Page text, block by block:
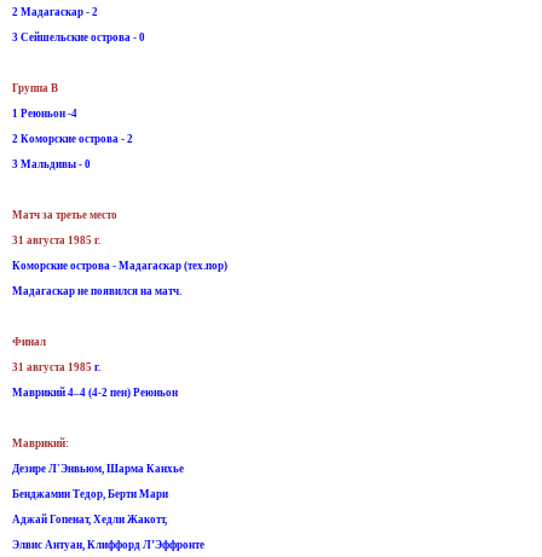
2 Мадагаскар - 2
3 Сейшельские острова - 0
Группа B
1 Реюньон -4
2 Коморские острова - 2
3 Мальдивы - 0
Матч за третье место
31 августа 1985 г.
Коморские острова - Мадагаскар (тех.пор)
Мадагаскар не появился на матч.
Финал
31 августа 1985 г.
Маврикий 4–4 (4-2 пен) Реюньон
Маврикий:
Дезире Л'Энвьюм, Шарма Канхье
Бенджамин Тедор, Берти Мари
Аджай Гопенат, Хедли Жакотт,
Элвис Антуан, Клиффорд Л’Эффронте